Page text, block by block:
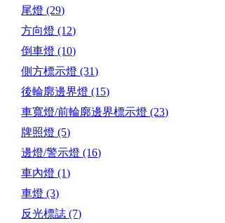
尾燈(29)
方向燈(12)
倒車燈(10)
側方標示燈(31)
後輪廓邊界燈(15)
車寬燈/前輪廓邊界標示燈(23)
牌照燈(5)
邊燈/警示燈(16)
車內燈(1)
車燈(3)
反光標誌(7)